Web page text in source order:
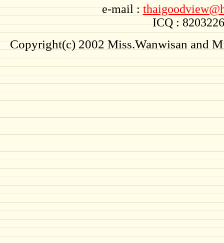
e-mail :
ICQ :
Copyright(c) 2002 Miss.Wanwisan and